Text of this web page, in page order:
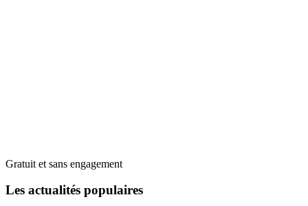
Gratuit et sans engagement
Les actualités populaires